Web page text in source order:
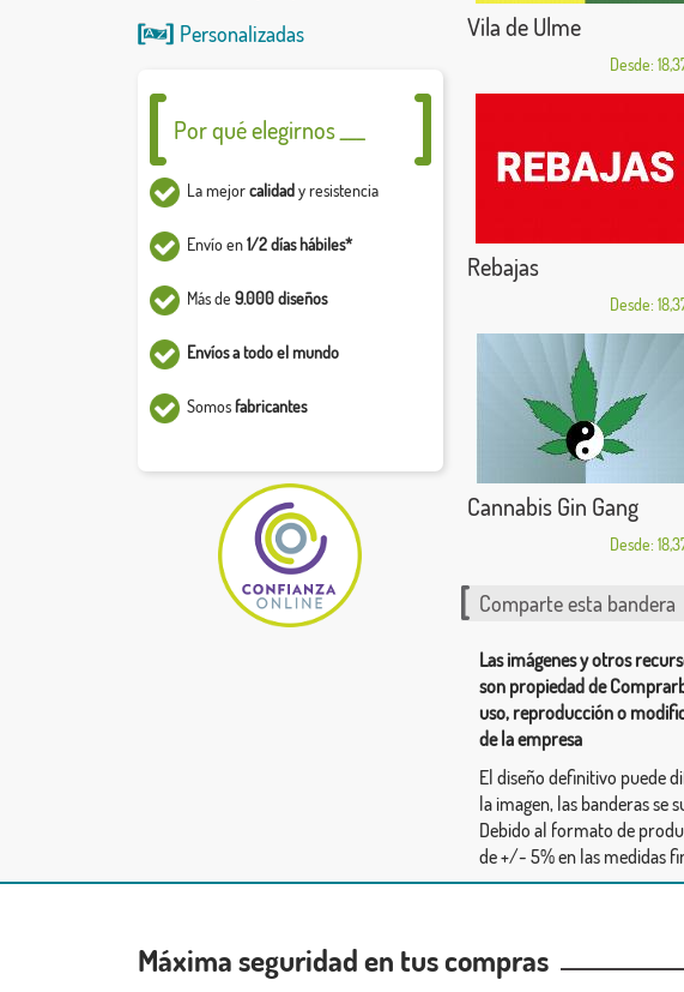
Personalizadas
Por qué elegirnos ___
La mejorcalidady resistencia
Envío en1/2 días hábiles*
Más de 9.000 diseños
Envíos a todo el mundo
Somosfabricantes
Vila de Ulme
Desde:
Rebajas
Desde:
Cannabis Gin Gang
Desde:
Comparte esta bandera
Las imágenes y otros
son propiedad de
uso, reproducción o
de la empresa
El diseño definitivo puede
la imagen, las banderas se
Debido al formato de
de +/- 5% en las medidas
Máxima seguridad en tus compras